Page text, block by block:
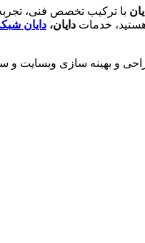
با ترکیب تخصص فنی، تجربه
خدمات دایان، دایان